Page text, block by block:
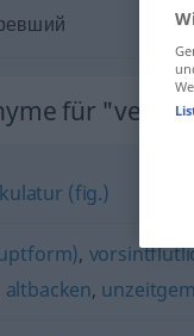
für
(fig.)
,
altbacken,